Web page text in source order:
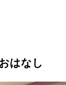
はなし